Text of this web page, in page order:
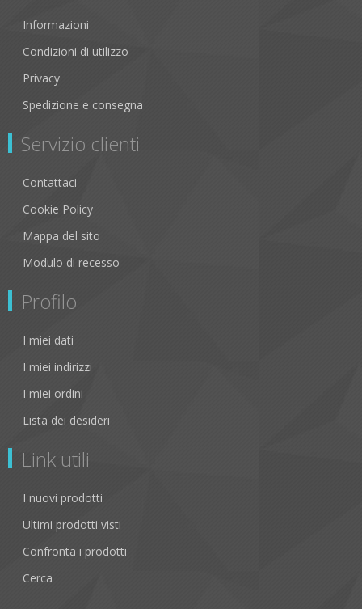
Informazioni
Condizioni di utilizzo
Privacy
Spedizione e consegna
Servizio clienti
Contattaci
Cookie Policy
Mappa del sito
Modulo di recesso
Profilo
I miei dati
I miei indirizzi
I miei ordini
Lista dei desideri
Link utili
I nuovi prodotti
Ultimi prodotti visti
Confronta i prodotti
Cerca